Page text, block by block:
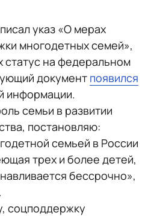
указ «О мерах
многодетных семей»,
статус на федеральном
документ появился
информации.
семьи в развитии
постановляю:
семьей в России
трех и более детей,
бессрочно»,
соцподдержку